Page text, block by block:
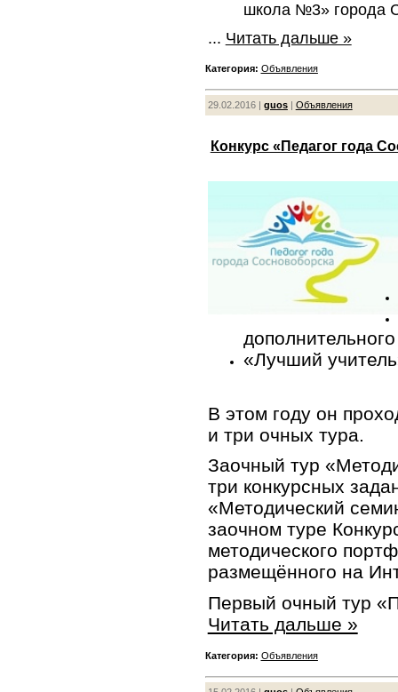
школа №3» города
... Читать дальше »
Категория: Объявления
29.02.2016 | guos| Объявления
Конкурс «Педагог года
«Лучший
В этом году он
и три очных тура.
Заочный тур
три конкурсных
«Методический
заочном туре
методического
размещённого на
Первый очный тур
Читать дальше »
Категория: Объявления